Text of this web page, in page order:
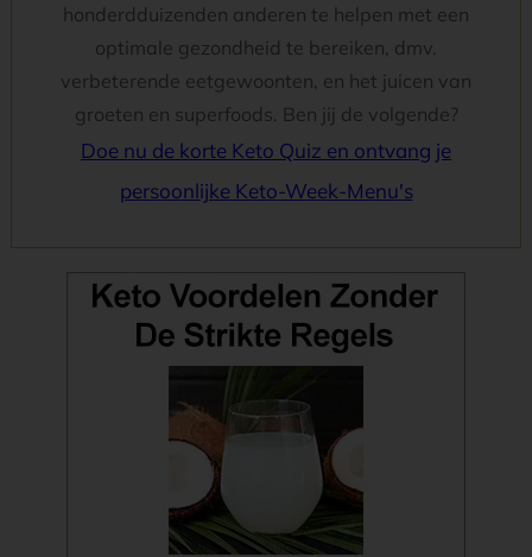
honderdduizenden anderen te helpen met een
optimale gezondheid te bereiken, dmv.
verbeterende eetgewoonten, en het juicen van
groeten en superfoods. Ben jij de volgende?
Doe nu de korte Keto Quiz en ontvang je
persoonlijke Keto-Week-Menu's